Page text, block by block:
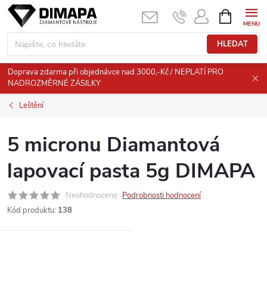
Přejít
obsah
HLEDAT
NÁKUPNÍ
KOŠÍK
Doprava zdarma při objednávce nad 3000,-Kč / NEPLATÍ PRO
NADROZMĚRNÉ ZÁSILKY
Leštění
5 micronu Diamantová
lapovací pasta 5g DIMAPA
Neohodnoceno Podrobnosti hodnocení
Kód produktu: 138